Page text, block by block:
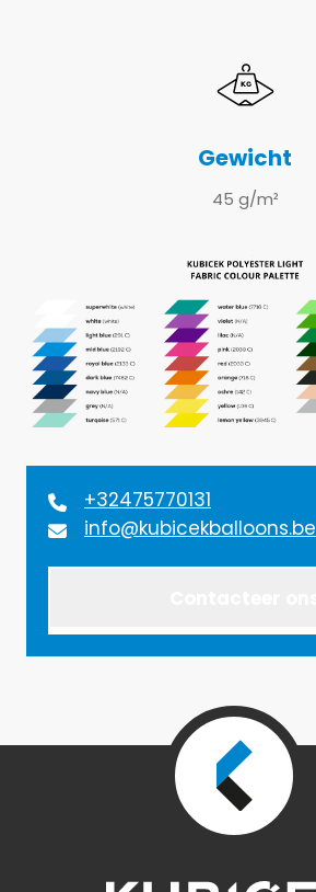
Gewicht
45 g/m²
+32475770131
info@kubicekballoons.be